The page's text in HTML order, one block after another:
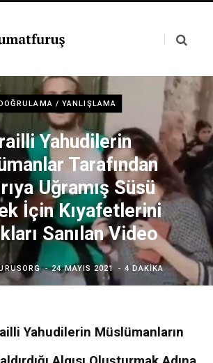
/ YANLIŞLAMA
Yahudilerin
Tarafından
Uğramış Süsü
İçin Kıyafetlerini
Sanılan Video
24 MAYIS 2021 4 DAKIKA
Yahudilerin Müslümanların